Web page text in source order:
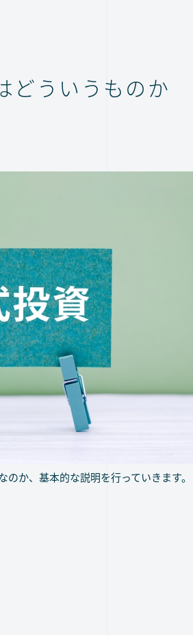
どういうものか
か、基本的な説明を行っていきます。